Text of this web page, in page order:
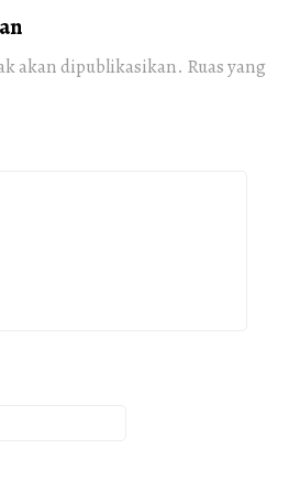
akan dipublikasikan. Ruas yang